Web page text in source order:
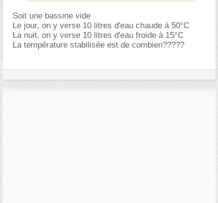
Soit une bassine vide
Le jour, on y verse 10 litres d'eau chaude à 50°C
La nuit, on y verse 10 litres d'eau froide à 15°C
La température stabilisée est de combien?????